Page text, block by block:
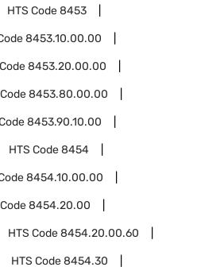
HTS Code8453
8453.10.00.00
8453.20.00.00
8453.80.00.00
8453.90.10.00
HTS Code8454
8454.10.00.00
8454.20.00
HTS Code8454.20.00.60
HTS Code8454.30